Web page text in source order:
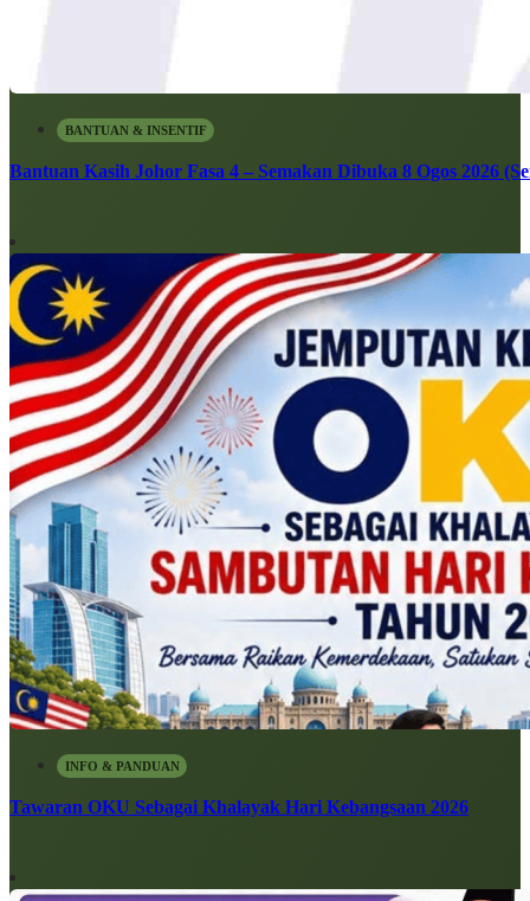
BANTUAN & INSENTIF
Bantuan Kasih Johor Fasa 4 – Semakan Dibuka 8 Ogos 2026
INFO & PANDUAN
Tawaran OKU Sebagai Khalayak Hari Kebangsaan 2026